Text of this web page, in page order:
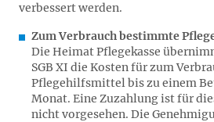
verbessert werden.
Zum Verbrauch bestimmte
Die Heimat Pflegekasse
SGB XI die Kosten für zum
Pflegehilfsmittel bis zu einem
Monat. Eine Zuzahlung ist für
nicht vorgesehen. Die